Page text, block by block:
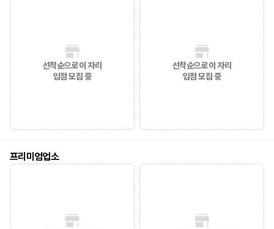
선착순으로 이 자리
입점 모집 중
선착순으로 이 자리
입점 모집 중
프리미엄업소